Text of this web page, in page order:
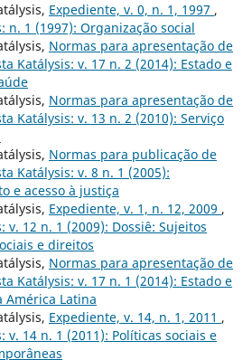
Expediente, v. 0, n. 1, 1997 ,
n. 1 (1997): Organização social
Normas para apresentação de
Katálysis: v. 17 n. 2 (2014): Estado e
Normas para apresentação de
Katálysis: v. 13 n. 2 (2010): Serviço
Normas para publicação de
Katálysis: v. 8 n. 1 (2005):
e acesso à justiça
Expediente, v. 1, n. 12, 2009 ,
v. 12 n. 1 (2009): Dossiê: Sujeitos
e direitos
Normas para apresentação de
Katálysis: v. 17 n. 1 (2014): Estado e
América Latina
Expediente, v. 14, n. 1, 2011 ,
v. 14 n. 1 (2011): Políticas sociais e